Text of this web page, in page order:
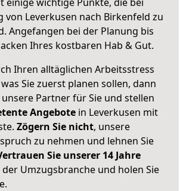
von Leverkusen nach Birkenfeld zu
Angefangen bei der Planung bis
Ihres kostbaren Hab & Gut.
Ihren alltäglichen Arbeitsstress
Sie zuerst planen sollen, dann
Partner für Sie und stellen
Angebote in Leverkusen mit
Zögern Sie nicht, unsere
zu nehmen und lehnen Sie
Sie unserer 14 Jahre
der Umzugsbranche und holen Sie